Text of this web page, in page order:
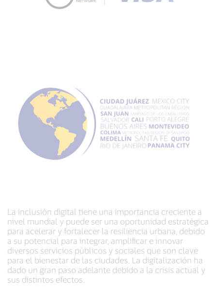
La inclusión digital tiene una importancia creciente a
nivel mundial y puede ser una oportunidad estratégica
para acelerar y fortalecer la resiliencia urbana, debido
a su potencial para integrar, amplificar e innovar
diversos servicios públicos y sociales que son clave
para el bienestar de las ciudades. La digitalización ha
dado un gran paso adelante debido a la crisis actual y
sus distintos efectos.